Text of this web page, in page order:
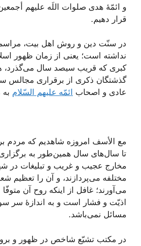
و ائمّۀ هدی صلوات اللَه علیهم
قرار دهیم.
در سنّت دین و روش اهل بیت،
نداشته است؛ یعنی از زمان ظهور
کبری که قریب سیصد سال می‌گذرد،
گذشتگان ذکری از برقراری مجالس
عادی و اصحاب ائمّه علیهم السّلام
مع الأسف امروزه شاهدیم که مردم
تا سال‌های سال همین‌طور به
مخارج عجیب و غریب و تبلیغات در
مختلفه می‌پردازند، و آن را تعظیم
می‌آورند؛ غافل از اینکه روح آن متوفّا
اذیّت و فشار است و به اندازۀ سر
مسائل نمی‌باشد.
در مکتب تشیّع شاخص در ظهور و